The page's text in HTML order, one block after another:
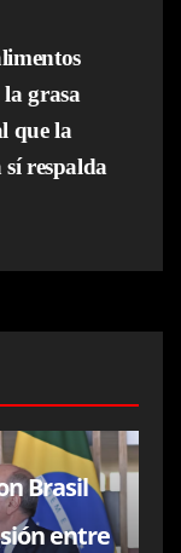
grasa
que la
sí respalda
Brasil
entre